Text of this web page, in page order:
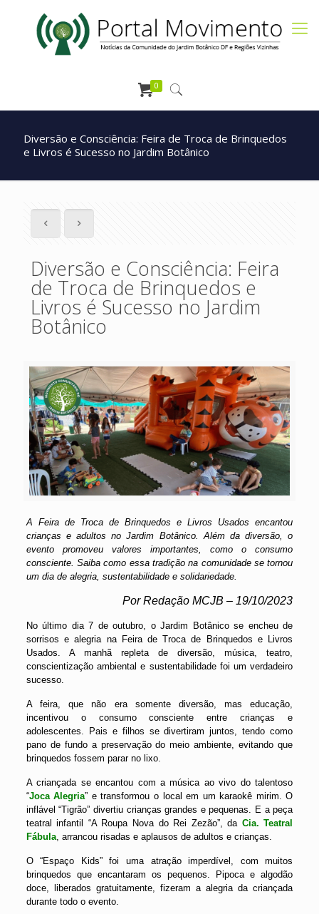
0
Diversão e Consciência: Feira de Troca de Brinquedos
e Livros é Sucesso no Jardim Botânico
Diversão e Consciência: Feira
de Troca de Brinquedos e
Livros é Sucesso no Jardim
Botânico
A Feira de Troca de Brinquedos e Livros Usados encantou
crianças e adultos no Jardim Botânico. Além da diversão, o
evento promoveu valores importantes, como o consumo
consciente. Saiba como essa tradição na comunidade se tornou
um dia de alegria, sustentabilidade e solidariedade.
Por Redação MCJB – 19/10/2023
No último dia 7 de outubro, o Jardim Botânico se encheu de
sorrisos e alegria na Feira de Troca de Brinquedos e Livros
Usados. A manhã repleta de diversão, música, teatro,
conscientização ambiental e sustentabilidade foi um verdadeiro
sucesso.
A feira, que não era somente diversão, mas educação,
incentivou o consumo consciente entre crianças e
adolescentes. Pais e filhos se divertiram juntos, tendo como
pano de fundo a preservação do meio ambiente, evitando que
brinquedos fossem parar no lixo.
A criançada se encantou com a música ao vivo do talentoso
“Joca Alegria” e transformou o local em um karaokê mirim. O
inflável “Tigrão” divertiu crianças grandes e pequenas. E a peça
teatral infantil “A Roupa Nova do Rei Zezão”, da Cia. Teatral
Fábula, arrancou risadas e aplausos de adultos e crianças.
O “Espaço Kids” foi uma atração imperdível, com muitos
brinquedos que encantaram os pequenos. Pipoca e algodão
doce, liberados gratuitamente, fizeram a alegria da criançada
durante todo o evento.